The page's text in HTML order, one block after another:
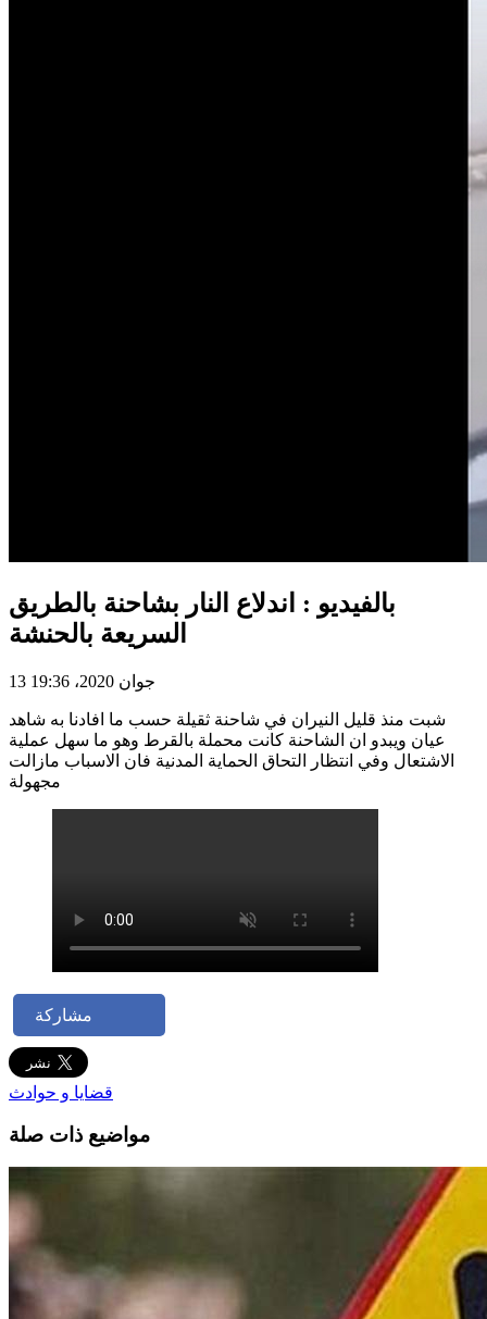
بالفيديو : اندلاع النار بشاحنة بالطريق
السريعة بالحنشة
13 جوان 2020، 19:36
شبت منذ قليل النيران في شاحنة ثقيلة حسب ما افادنا به شاهد
عيان ويبدو ان الشاحنة كانت محملة بالقرط وهو ما سهل عملية
الاشتعال وفي انتظار التحاق الحماية المدنية فان الاسباب مازالت
مجهولة
مشاركة
قضايا و حوادث
مواضيع ذات صلة